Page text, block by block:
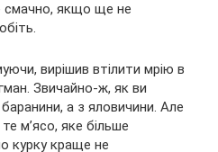
смачно, якщо ще не
вирішив втілити мрію в
Звичайно-ж, як ви
а з яловичини. Але
м’ясо, яке більше
курку краще не